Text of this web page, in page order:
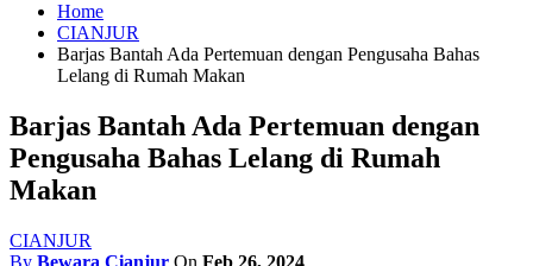
Home
CIANJUR
Barjas Bantah Ada Pertemuan dengan Pengusaha Bahas
Lelang di Rumah Makan
Barjas Bantah Ada Pertemuan dengan
Pengusaha Bahas Lelang di Rumah
Makan
CIANJUR
By Bewara Cianjur On Feb 26, 2024